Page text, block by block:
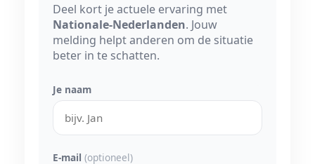
Deel kort je actuele ervaring met
Nationale-Nederlanden. Jouw
melding helpt anderen om de situatie
beter in te schatten.
Je naam
E-mail (optioneel)